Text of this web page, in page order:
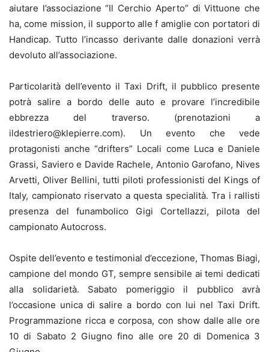
aiutare l’associazione “Il Cerchio Aperto” di Vittuone che
ha, come mission, il supporto alle f amiglie con portatori di
Handicap. Tutto l’incasso derivante dalle donazioni verrà
devoluto all’associazione.
Particolarità dell’evento il Taxi Drift, il pubblico presente
potrà salire a bordo delle auto e provare l’incredibile
ebbrezza del traverso. (prenotazioni a
ildestriero@klepierre.com). Un evento che vede
protagonisti anche “drifters” Locali come Luca e Daniele
Grassi, Saviero e Davide Rachele, Antonio Garofano, Nives
Arvetti, Oliver Bellini, tutti piloti professionisti del Kings of
Italy, campionato riservato a questa specialità. Tra i rallisti
presenza del funambolico Gigi Cortellazzi, pilota del
campionato Autocross.
Ospite dell’evento e testimonial d’eccezione, Thomas Biagi,
campione del mondo GT, sempre sensibile ai temi dedicati
alla solidarietà. Sabato pomeriggio il pubblico avrà
l’occasione unica di salire a bordo con lui nel Taxi Drift.
Programmazione ricca e corposa, con show dalle alle ore
10 di Sabato 2 Giugno fino alle ore 20 di Domenica 3